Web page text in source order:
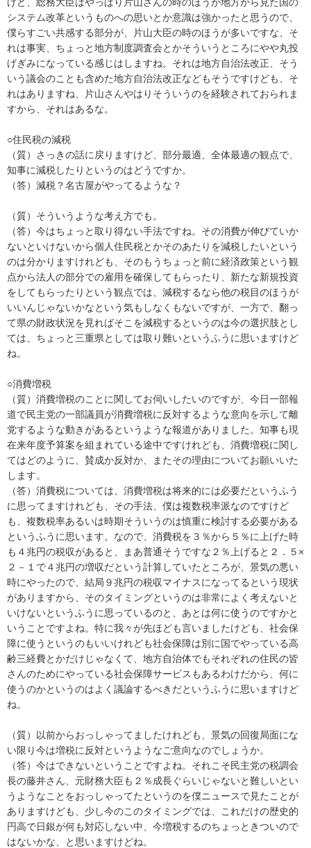
システム改革というものへの思いとか意識は強かったと思うので、
僕らすごい共感する部分が、片山大臣の時のほうが多いですな、そ
れは事実、ちょっと地方制度調査会とかそういうところにやや丸投
げぎみになっている感じはしますね。それは地方自治法改正、そう
いう議会のことも含めた地方自治法改正などもそうですけども、そ
れはありますね、片山さんやはりそういうのを経験されておられま
すから、それはあるな。
○住民税の減税
（質）さっきの話に戻りますけど、部分最適、全体最適の観点で、
知事に減税したりというのはどうですか。
（答）減税？名古屋がやってるような？
（質）そういうような考え方でも。
（答）今はちょっと取り得ない手法ですね。その消費が伸びていか
ないといけないから個人住民税とかそのあたりを減税したいという
のは分かりますけれども、そのもうちょっと前に経済政策という観
点から法人の部分での雇用を確保してもらったり、新たな新規投資
をしてもらったりという観点では、減税するなら他の税目のほうが
いいんじゃないかなという気もしなくもないですが、一方で、翻っ
て県の財政状況を見ればそこを減税するというのは今の選択肢とし
ては、ちょっと三重県としては取り難いというふうに思いますけど
ね。
○消費増税
（質）消費増税のことに関してお伺いしたいのですが、今日一部報
道で民主党の一部議員が消費増税に反対するような意向を示して離
党するような動きがあるというような報道がありました。知事も現
在来年度予算案を組まれている途中ですけれども、消費増税に関し
てはどのように、賛成か反対か、またその理由についてお願いいた
します。
（答）消費税については、消費増税は将来的には必要だというふう
に思ってますけれども、その手法、僕は複数税率派なのですけど
も、複数税率あるいは時期そういうのは慎重に検討する必要がある
というふうに思います。なので、消費税を３％から５％に上げた時
も４兆円の税収があると、まあ普通そうですな２％上げると２．５×
２－１で４兆円の増収だという計算していたところが、景気の悪い
時にやったので、結局９兆円の税収マイナスになってるという現状
がありますから、そのタイミングというのは非常によく考えないと
いけないというふうに思っているのと、あとは何に使うのですかと
いうことですよね。特に我々が先ほども言いましたけども、社会保
障に使うというのもいいけれども社会保障は別に国でやっている高
齢三経費とかだけじゃなくて、地方自治体でもそれぞれの住民の皆
さんのためにやっている社会保障サービスもあるわけだから、何に
使うのかというのはよく議論するべきだというふうに思いますけど
ね。
（質）以前からおっしゃってましたけれども、景気の回復局面にな
い限り今は増税に反対というようなご意向なのでしょうか。
（答）今はできないということですよね。それこそ民主党の税調会
長の藤井さん、元財務大臣も２％成長ぐらいじゃないと難しいとい
うようなことをおっしゃってたというのを僕ニュースで見たことが
ありますけども、少し今のこのタイミングでは、これだけの歴史的
円高で日銀が何も対応しない中、今増税するのちょっときついので
はないかな、と思いますけどね。